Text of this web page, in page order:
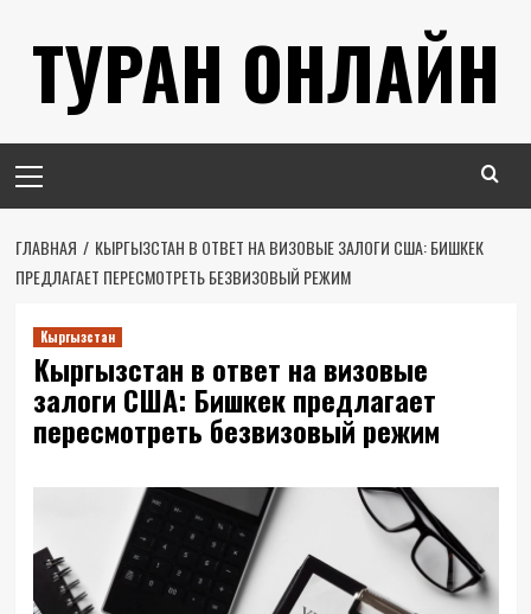
содержимому
ТУРАН ОНЛАЙН
меню
ГЛАВНАЯ
КЫРГЫЗСТАН В ОТВЕТ НА ВИЗОВЫЕ ЗАЛОГИ США: БИШКЕК
ПРЕДЛАГАЕТ ПЕРЕСМОТРЕТЬ БЕЗВИЗОВЫЙ РЕЖИМ
Кыргызстан
Кыргызстан в ответ на визовые
залоги США: Бишкек предлагает
пересмотреть безвизовый режим